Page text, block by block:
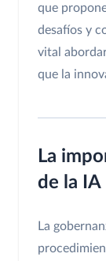
que
desafíos y
vital
que la
La
de la IA
La